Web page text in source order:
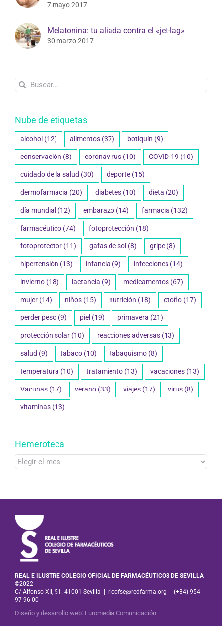
7 mayo 2017
Melatonina: tu aliada contra el «jet-lag»
30 marzo 2017
Buscar:
Nube de etiquetas
alcohol (12) alimentos (37) botiquín (9)
conservación (8) coronavirus (10) COVID-19 (10)
cuidado de la salud (30) deporte (15)
dermofarmacia (20) diabetes (10) dieta (20)
día mundial (12) embarazo (14) farmacia (132)
farmacéutico (74) fotoprotección (18)
fotoprotector (11) gafas de sol (8) gripe (8)
hipertensión (13) infancia (9) infecciones (14)
invierno (18) lactancia (9) medicamentos (67)
mujer (14) niños (15) nutrición (18) otoño (17)
perder peso (9) piel (19) primavera (21)
protección solar (10) reacciones adversas (13)
salud (9) tabaco (10) tabaquismo (8)
temperatura (10) tratamiento (13) vacaciones (13)
Vacunas (17) verano (33) viajes (17) virus (8)
vitaminas (13)
Hemeroteca
Hemeroteca
REAL E ILUSTRE COLEGIO OFICIAL DE FARMACÉUTICOS DE SEVILLA
©2022
C/ Alfonso XII, 51. 41001 Sevilla | ricofse@redfarma.org | (+34) 954
97 96 00
Diseño y desarrollo web: Euromedia Comunicación